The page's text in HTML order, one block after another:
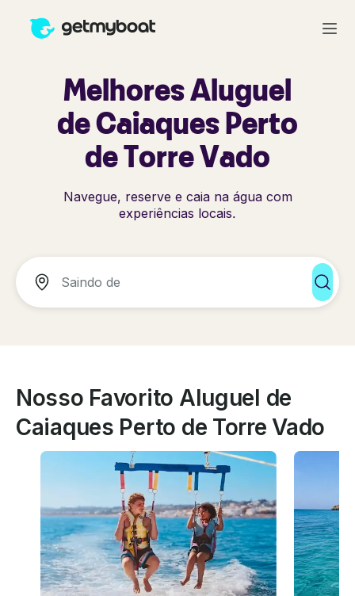
Melhores Aluguel
de Caiaques Perto
de Torre Vado
Navegue, reserve e caia na água com
experiências locais.
Nosso Favorito Aluguel de
Caiaques Perto de Torre Vado